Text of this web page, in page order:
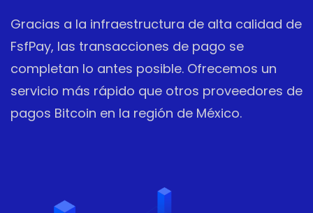
Gracias a la infraestructura de alta calidad de
FsfPay, las transacciones de pago se
completan lo antes posible. Ofrecemos un
servicio más rápido que otros proveedores de
pagos Bitcoin en la región de México.